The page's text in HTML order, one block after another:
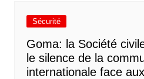
Sécurité
Goma: la Société
le silence de la
internationale face